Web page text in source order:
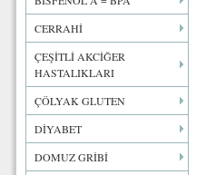
CERRAHİ
ÇEŞİTLİ AKCİĞER
HASTALIKLARI
ÇÖLYAK GLUTEN
DİYABET
DOMUZ GRİBİ